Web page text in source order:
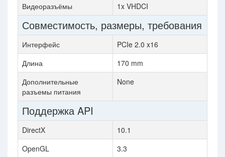
Видеоразъёмы 1x VHDCI
Совместимость, размеры, требования
Интерфейс
PCIe 2.0 x16
Длина
170 mm
Дополнительные
разъемы питания
None
Поддержка API
DirectX
10.1
OpenGL
3.3